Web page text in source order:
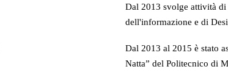
Dal 2013 svolge attività di
dell'informazione e di
Dal 2013 al 2015 è stato
Natta” del Politecnico di